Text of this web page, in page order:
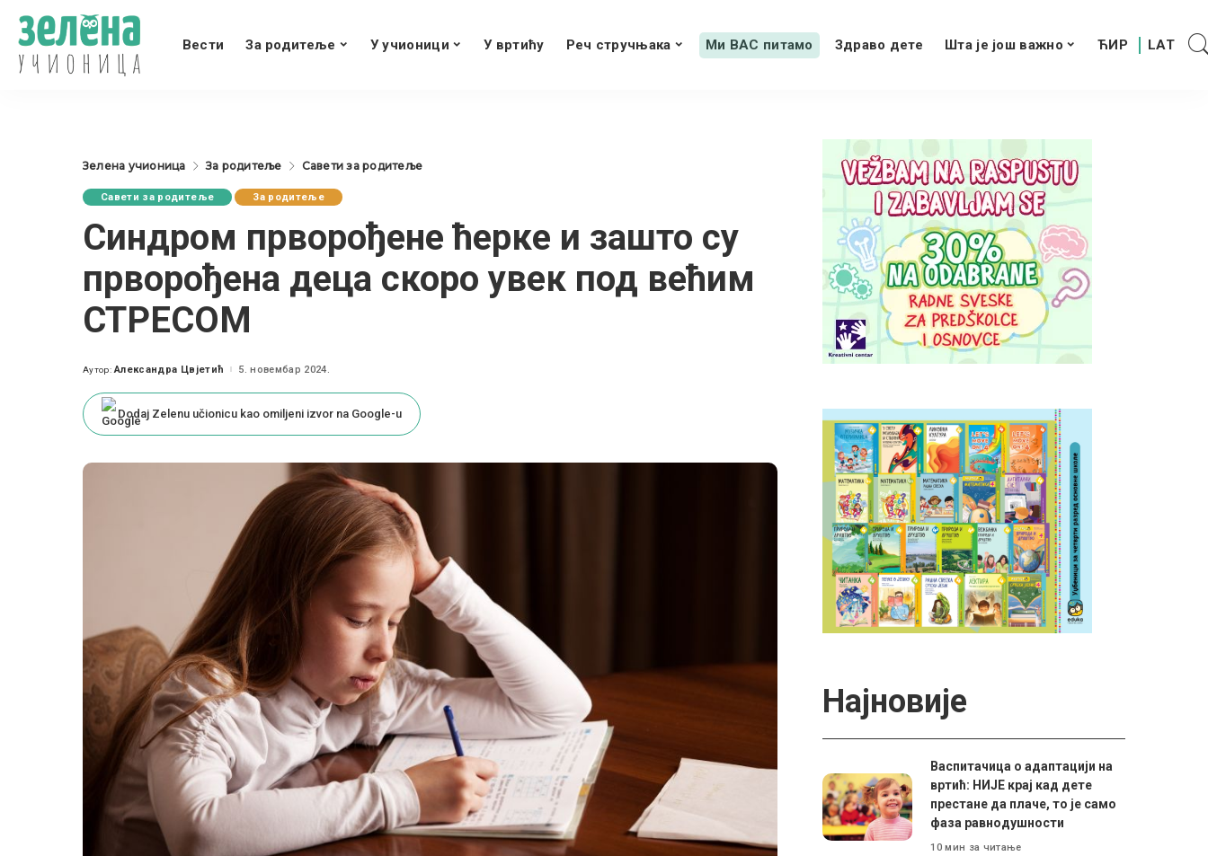
Вести За родитеље У учионици У вртићу Реч стручњака Ми ВАС питамо Здраво дете Шта је још важно
Зелена учионица За родитеље Савети за родитеље
Савети за родитеље За родитеље
Синдром прворођене ћерке и зашто су
прворођена деца скоро увек под већим
СТРЕСОМ
Posted
Аутор: Александра Цвјетић 5. новембар 2024.
Dodaj Zelenu učionicu kao omiljeni izvor na Google-u
Најновије
Васпитачица о адаптацији на
вртић: НИЈЕ крај кад дете
престане да плаче, то је само
фаза равнодушности
10 мин за читање